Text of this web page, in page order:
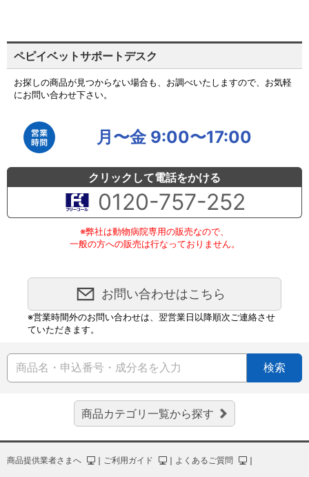
ペピイベットサポートデスク
お探しの商品が見つからない場合も、お調べいたしますので、お気軽
にお問い合わせ下さい。
月〜金 9:00〜17:00
クリックして電話をかける
0120-757-252
※弊社は動物病院専用の販売なので、
一般の方への販売は行なっておりません。
お問い合わせはこちら
※営業時間外のお問い合わせは、翌営業日以降順次ご連絡させ
ていただきます。
検索
商品カテゴリ一覧から探す
商品提供業者さまへ ｜ ご利用ガイド ｜ よくあるご質問 ｜